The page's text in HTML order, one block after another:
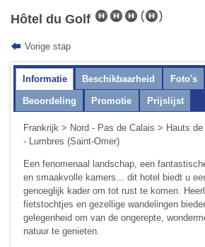
Hôtel du Golf
Vorige stap
Informatie Beschikbaarheid Foto's
Beoordeling Promotie Prijslijst
Frankrijk > Nord - Pas de Calais > Hauts de
- Lumbres (Saint-Omer)
Een fenomenaal landschap, een
en smaakvolle kamers... dit hotel biedt u
genoeglijk kader om tot rust te komen.
fietstochtjes en gezellige wandelingen
gelegenheid om van de ongerepte,
natuur te genieten.